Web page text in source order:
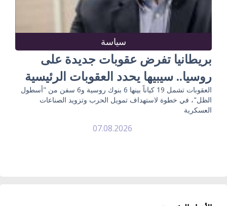
سياسة
بريطانيا تفرض عقوبات جديدة على
روسيا.. سيبيها يحدد العقوبات الرئيسية
العقوبات تشمل 19 كياناً بينها 6 بنوك روسية و6 سفن من "أسطول
الظل"، في خطوة لاستهداف تمويل الحرب وتزويد الصناعات
العسكرية
07.08.2026